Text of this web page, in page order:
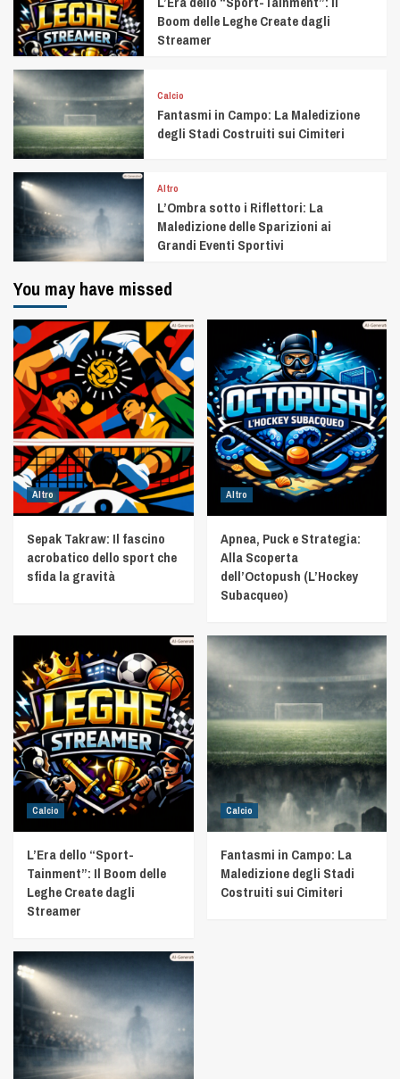
Boom delle Leghe Create dagli
Streamer
Calcio
Fantasmi in Campo: La Maledizione
degli Stadi Costruiti sui Cimiteri
Altro
L’Ombra sotto i Riflettori: La
Maledizione delle Sparizioni ai
Grandi Eventi Sportivi
You may have missed
Altro
Sepak Takraw: Il fascino
acrobatico dello sport che
sfida la gravità
Altro
Apnea, Puck e Strategia:
Alla Scoperta
dell’Octopush (L’Hockey
Subacqueo)
Calcio
L’Era dello “Sport-
Tainment”: Il Boom delle
Leghe Create dagli
Streamer
Calcio
Fantasmi in Campo: La
Maledizione degli Stadi
Costruiti sui Cimiteri